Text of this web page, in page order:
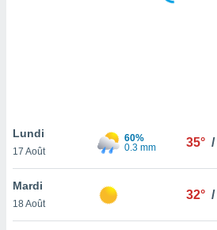
notre
que
Lundi
17 Août
60%
0.3 mm
35° /
Mardi
18 Août
32° /